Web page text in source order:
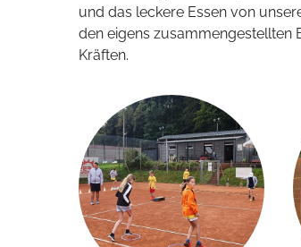
und das leckere Essen von
den eigens zusammengestellten
Kräften.